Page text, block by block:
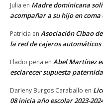
Julia en Madre dominicana
acompañar a su hijo en coma
Patricia en Asociación Cibao
la red de cajeros automáticos
Eladio peña en Abel Martínez
esclarecer supuesta
Darleny Burgos Caraballo en
08 inicia año escolar 2023-